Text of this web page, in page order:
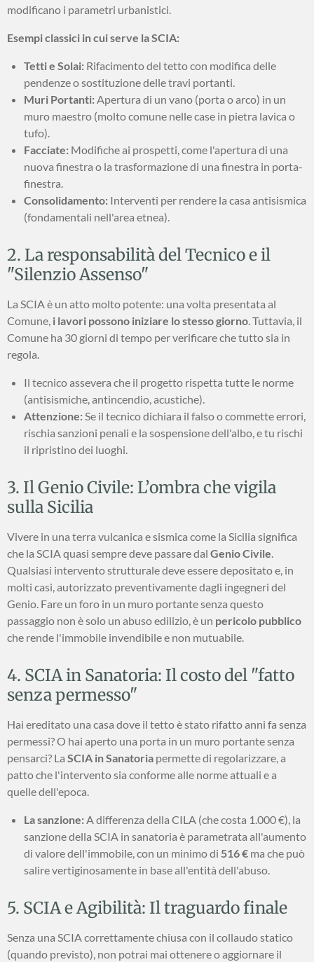
modificano i parametri urbanistici.
Esempi classici in cui serve la SCIA:
Tetti e Solai: Rifacimento del tetto con modifica delle
pendenze o sostituzione delle travi portanti.
Muri Portanti:Apertura di un vano (porta o arco) in un
muro maestro (molto comune nelle case in pietra lavica o
tufo).
Facciate: Modifiche ai prospetti, come l'apertura di una
nuova finestra o la trasformazione di una finestra in porta-
finestra.
Consolidamento: Interventi per rendere la casa antisismica
(fondamentali nell'area etnea).
2. La responsabilità del Tecnico e il
"Silenzio Assenso"
La SCIA è un atto molto potente: una volta presentata al
Comune, i lavori possono iniziare lo stesso giorno. Tuttavia, il
Comune ha 30 giorni di tempo per verificare che tutto sia in
regola.
Il tecnico assevera che il progetto rispetta tutte le norme
(antisismiche, antincendio, acustiche).
Attenzione:Se il tecnico dichiara il falso o commette errori,
rischia sanzioni penali e la sospensione dell'albo, e tu rischi
il ripristino dei luoghi.
3. Il Genio Civile: L’ombra che vigila
sulla Sicilia
Vivere in una terra vulcanica e sismica come la Sicilia significa
che la SCIA quasi sempre deve passare dal Genio Civile.
Qualsiasi intervento strutturale deve essere depositato e, in
molti casi, autorizzato preventivamente dagli ingegneri del
Genio. Fare un foro in un muro portante senza questo
passaggio non è solo un abuso edilizio, è un pericolo pubblico
che rende l'immobile invendibile e non mutuabile.
4. SCIA in Sanatoria: Il costo del "fatto
senza permesso"
Hai ereditato una casa dove il tetto è stato rifatto anni fa senza
permessi? O hai aperto una porta in un muro portante senza
pensarci? La SCIA in Sanatoria permette di regolarizzare, a
patto che l'intervento sia conforme alle norme attuali e a
quelle dell'epoca.
La sanzione:A differenza della CILA (che costa 1.000 €), la
sanzione della SCIA in sanatoria è parametrata all'aumento
di valore dell'immobile, con un minimo di 516 € ma che può
salire vertiginosamente in base all'entità dell'abuso.
5. SCIA e Agibilità: Il traguardo finale
Senza una SCIA correttamente chiusa con il collaudo statico
(quando previsto), non potrai mai ottenere o aggiornare il